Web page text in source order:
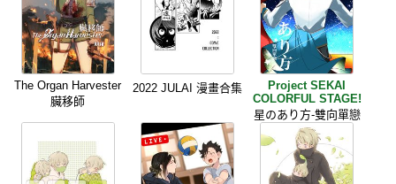
The Organ Harvester
臟移師
2022 JULAI 漫畫合集
Project SEKAI
COLORFUL STAGE!
星のあり方-雙向單戀